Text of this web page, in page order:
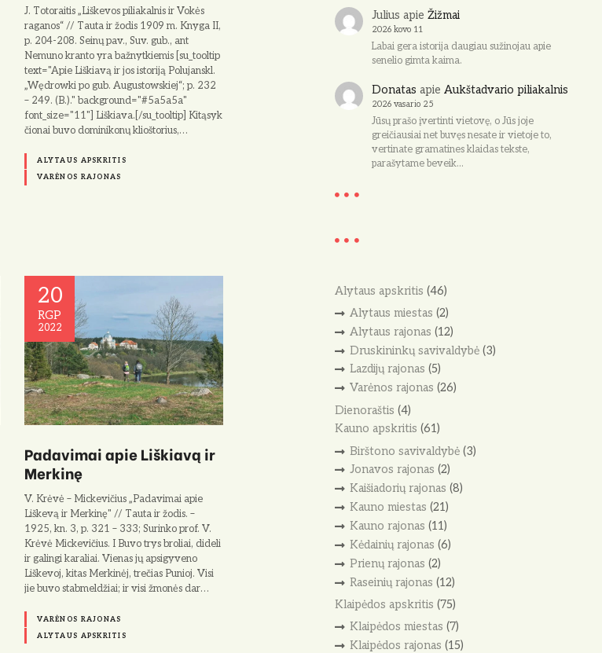
J. Totoraitis „Liškevos piliakalnis ir Vokės
raganos“ // Tauta ir žodis 1909 m. Knyga II,
p. 204-208. Seinų pav., Suv. gub., ant
Nemuno kranto yra bažnytkiemis [su_tooltip
text="Apie Liškiavą ir jos istoriją Polujanskl.
„Wędrowki po gub. Augustowskiej“; p. 232
– 249. (B.)." background="#5a5a5a"
font_size="11"] Liškiava.[/su_tooltip] Kitąsyk
čionai buvo dominikonų klioštorius,…
ALYTAUS APSKRITIS
VARĖNOS RAJONAS
20
RGP
2022
Padavimai apie Liškiavą ir
Merkinę
V. Krėvė – Mickevičius „Padavimai apie
Liškevą ir Merkinę" // Tauta ir žodis. –
1925, kn. 3, p. 321 – 333; Surinko prof. V.
Krėvė Mickevičius. I Buvo trys broliai, dideli
ir galingi karaliai. Vienas jų apsigy­veno
Liškevoj, kitas Merkinėj, trečias Punioj. Visi
jie buvo stab­meldžiai; ir visi žmonės dar…
VARĖNOS RAJONAS
ALYTAUS APSKRITIS
Julius apie Žižmai
2026 kovo 11
Labai gera istorija daugiau sužinojau apie
senelio gimta kaima.
Donatas apie Aukštadvario piliakalnis
2026 vasario 25
Jūsų prašo įvertinti vietovę, o Jūs joje
greičiausiai net buvęs nesate ir vietoje to,
vertinate gramatines klaidas tekste,
parašytame beveik…
Alytaus apskritis (46)
Alytaus miestas (2)
Alytaus rajonas (12)
Druskininkų savivaldybė(3)
Lazdijų rajonas (5)
Varėnos rajonas (26)
Dienoraštis (4)
Kauno apskritis (61)
Birštono savivaldybė(3)
Jonavos rajonas (2)
Kaišiadorių rajonas (8)
Kauno miestas (21)
Kauno rajonas (11)
Kėdainių rajonas (6)
Prienų rajonas (2)
Raseinių rajonas (12)
Klaipėdos apskritis (75)
Klaipėdos miestas (7)
Klaipėdos rajonas (15)